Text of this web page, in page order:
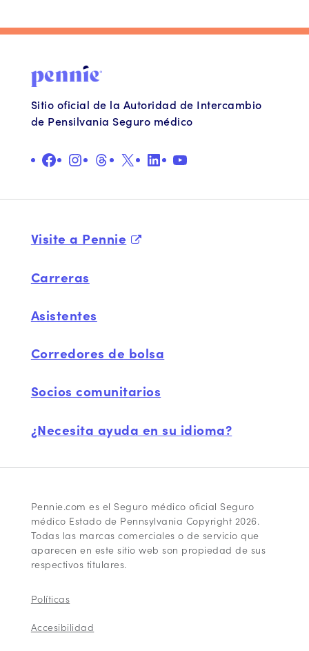
Sitio oficial de la Autoridad de Intercambio
de Pensilvania Seguro médico
Facebook
Instagram
Hilos
X LinkedInYouTube
Visite a Pennie
Carreras
Asistentes
Corredores de bolsa
Socios comunitarios
¿Necesita ayuda en su idioma?
Pennie.com es el Seguro médico oficial Seguro
médico Estado de Pennsylvania Copyright 2026.
Todas las marcas comerciales o de servicio que
aparecen en este sitio web son propiedad de sus
respectivos titulares.
Políticas
Accesibilidad